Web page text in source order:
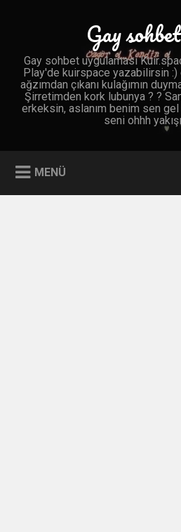
Gay
Gay sohbet uygulaması
Play'de kuirspace yazabilirsin :)
ağzımdan çıkanı kulağımın
Şirretimden kork lubunya ? ?
erkeksin, aslanım benim sen
seni ohhh
MENÜ